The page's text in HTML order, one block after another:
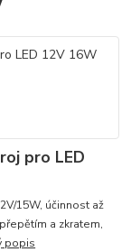
pro LED
15W, účinnost až
a zkratem,
popis